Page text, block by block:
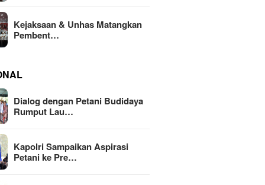
Kejaksaan & Unhas Matangkan
Pembent…
Dialog dengan Petani Budidaya
Rumput Lau…
Kapolri Sampaikan Aspirasi
Petani ke Pre…